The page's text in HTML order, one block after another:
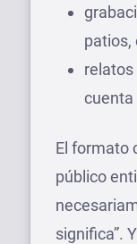
patios,
relatos
cuenta
El formato
público
significa”.